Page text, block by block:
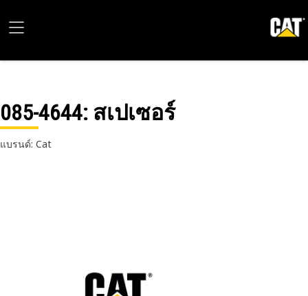
085-4644: สเปเซอร์
แบรนด์: Cat